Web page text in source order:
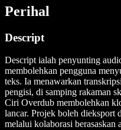
Perihal
Descript
Descript ialah penyunting
membolehkan pengguna
teks. Ia menawarkan
pengisi, di samping rakaman
Ciri Overdub membolehkan
lancar. Projek boleh dieksport
melalui kolaborasi berasaskan